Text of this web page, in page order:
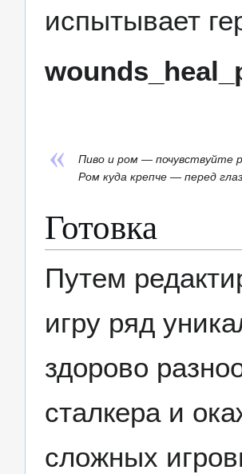
испытывает
Пиво и ром — почувствуйте
Ром куда крепче — перед
Готовка
Путем
игру ряд
здорово
сталкера и
сложных